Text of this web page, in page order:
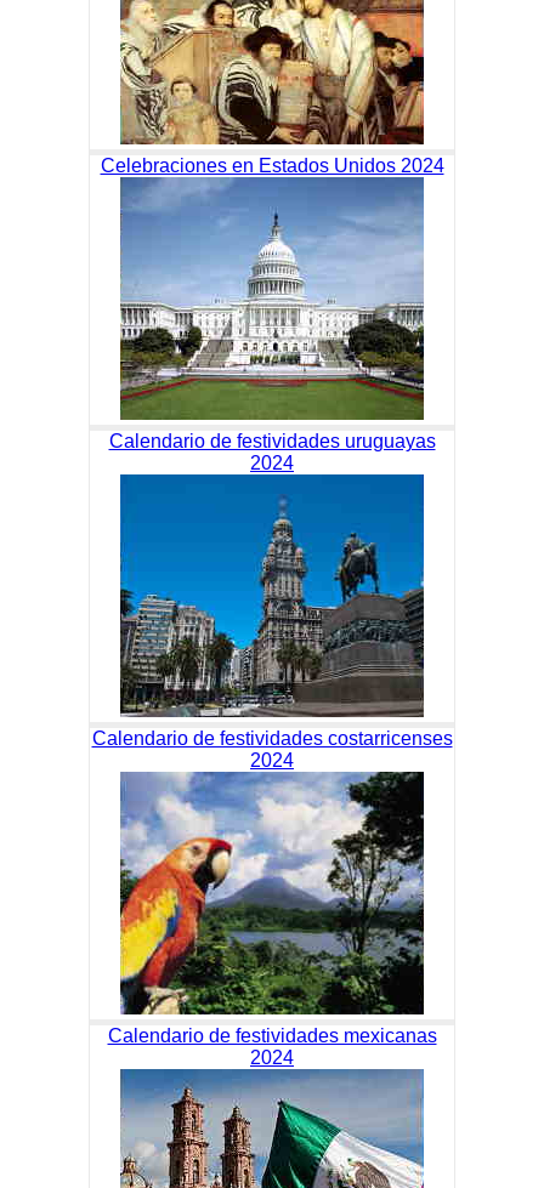
Celebraciones en Estados Unidos 2024
Calendario de festividades uruguayas
2024
Calendario de festividades costarricenses
2024
Calendario de festividades mexicanas
2024